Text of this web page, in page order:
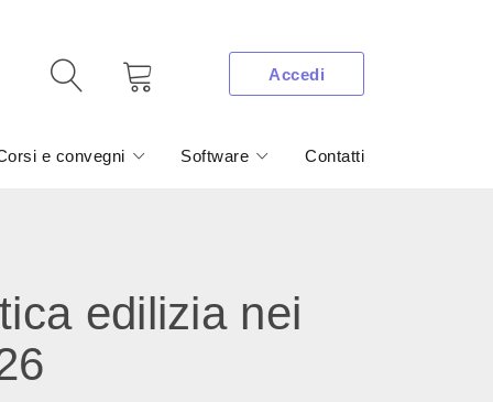
Accedi
e convegni Software Contatti
edilizia nei